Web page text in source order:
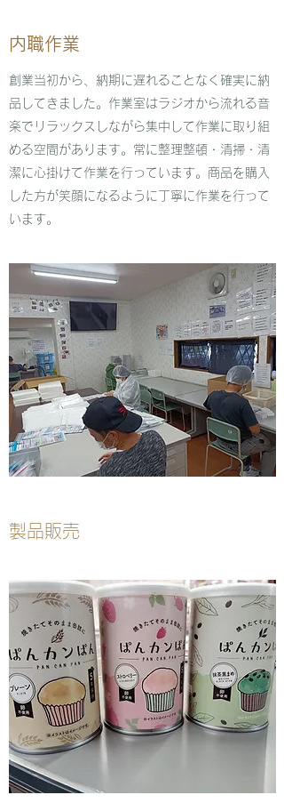
​内職作業
​創業当初から、納期に遅れることなく確実に納
品してきました。作業室はラジオから流れる音
楽でリラックスしながら集中して作業に取り組
める空間があります。常に整理整頓・清掃・清
潔に心掛けて作業を行っています。商品を購入
した方が笑顔になるように丁寧に作業を行って
います。
​​製品販売